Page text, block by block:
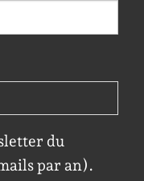
du
par an).